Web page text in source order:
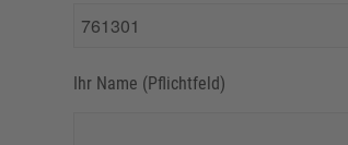
Ihr Name (Pflichtfeld)